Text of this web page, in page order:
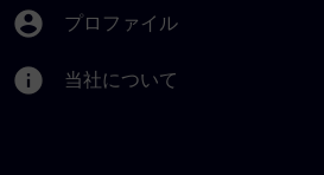
account_circle プロファイル
info 当社について